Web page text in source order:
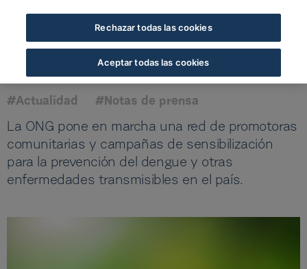
Farmamundi activa la
respuesta de emergencia para
frenar el dengue en Yemen
#Actualidad #Notas de prensa
La ONG pone en marcha una red de promotoras
comunitarias y campañas de sensibilización
para la prevención del dengue y otras
enfermedades transmisibles en el país.
Rechazar todas las cookies
Aceptar todas las cookies